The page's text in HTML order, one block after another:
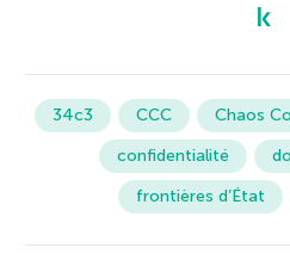
34c3 CCC
Chaos
confidentialité
frontières d’État